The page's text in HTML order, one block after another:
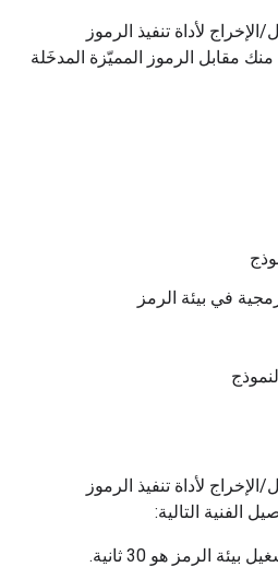
لأداة تنفيذ الرموز
مقابل الرموز المميّزة المدخَلة
في بيئة الرمز
لأداة تنفيذ الرموز
الفنية التالية:
الرمز هو 30 ثانية.